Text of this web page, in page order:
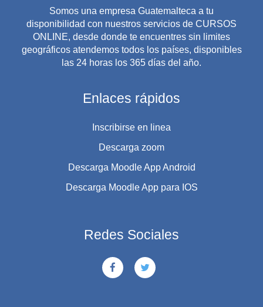
Somos una empresa Guatemalteca a tu
disponibilidad con nuestros servicios de CURSOS
ONLINE, desde donde te encuentres sin limites
geográficos atendemos todos los países, disponibles
las 24 horas los 365 días del año.
Enlaces rápidos
Inscribirse en linea
Descarga zoom
Descarga Moodle App Android
Descarga Moodle App para IOS
Redes Sociales